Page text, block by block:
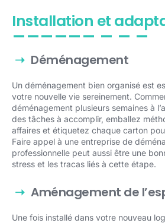
Installation et
Déménagement
Un déménagement bien organisé est
votre nouvelle vie sereinement.
déménagement plusieurs semaines à
des tâches à accomplir, emballez
affaires et étiquetez chaque carton
Faire appel à une entreprise de
professionnelle peut aussi être une
stress et les tracas liés à cette étape.
Aménagement de
Une fois installé dans votre nouveau